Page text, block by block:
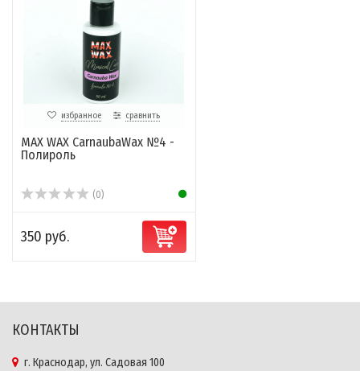
избранное сравнить
MAX WAX CarnaubaWax №4 -
Полироль
(0)
350 руб.
КОНТАКТЫ
г. Краснодар, ул. Садовая 100